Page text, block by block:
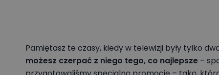
Pamiętasz te czasy, kiedy w telewizji były tylko
możesz czerpać z niego tego, co najlepsze –